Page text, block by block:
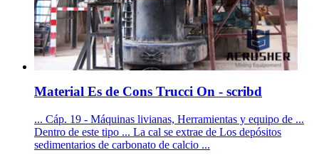
Material Es de Cons Trucci On - scribd
... Cáp. 19 - Máquinas livianas, Herramientas y equipo de ...
Dentro de este tipo ... La cal se extrae de Los depósitos
sedimentarios de carbonato de calcio ...